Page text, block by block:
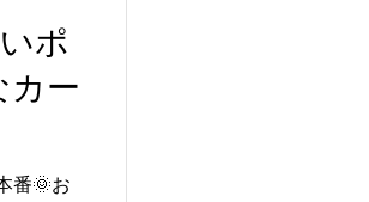
ポ
カー
番🌞お